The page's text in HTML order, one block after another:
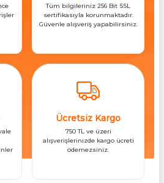
Tüm bilgileriniz 256 Bit SSL
sertifikasıyla korunmaktadır.
Güvenle alışveriş yapabilirsiniz.
Ücretsiz Kargo
750 TL ve üzeri
alışverişlerinizde kargo ücreti
ödemezsiniz.